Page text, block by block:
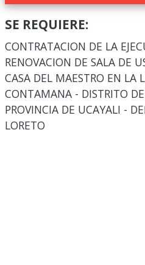
SE REQUIERE:
CONTRATACION DE LA
RENOVACION DE SALA DE
CASA DEL MAESTRO EN LA
CONTAMANA - DISTRITO
PROVINCIA DE UCAYALI -
LORETO